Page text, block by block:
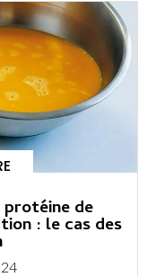
de
: le cas des